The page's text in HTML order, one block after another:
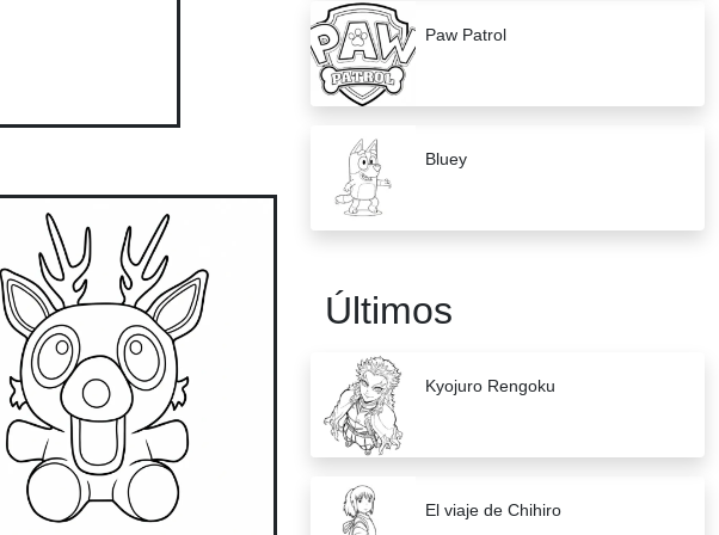
Paw Patrol
Bluey
Últimos
Kyojuro Rengoku
El viaje de Chihiro